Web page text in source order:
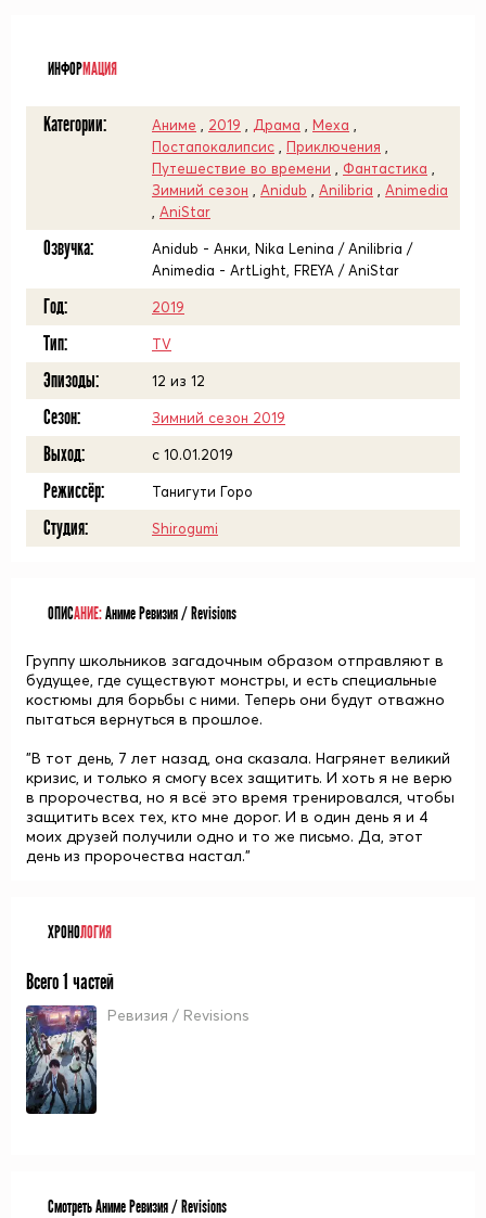
ИНФОРМАЦИЯ
Категории: Аниме 2019 Драма Меха
Постапокалипсис
Приключения
Путешествие во времени
Фантастика
Зимний сезон
Anidub Anilibria
Animedia
AniStar
Озвучка:
Anidub - Анки, Nika Lenina / Anilibria /
Animedia - ArtLight, FREYA / AniStar
Год: 2019
Тип: TV
Эпизоды: 12 из 12
Сезон: Зимний сезон 2019
Выход: с 10.01.2019
Режиссёр: Танигути Горо
Студия: Shirogumi
ОПИСАНИЕ:Аниме Ревизия / Revisions
Группу школьников загадочным образом отправляют в
будущее, где существуют монстры, и есть специальные
костюмы для борьбы с ними. Теперь они будут отважно
пытаться вернуться в прошлое.
"В тот день, 7 лет назад, она сказала. Нагрянет великий
кризис, и только я смогу всех защитить. И хоть я не верю
в пророчества, но я всё это время тренировался, чтобы
защитить всех тех, кто мне дорог. И в один день я и 4
моих друзей получили одно и то же письмо. Да, этот
день из пророчества настал."
ХРОНОЛОГИЯ
Всего 1 частей
Ревизия / Revisions
Смотреть Аниме Ревизия / Revisions